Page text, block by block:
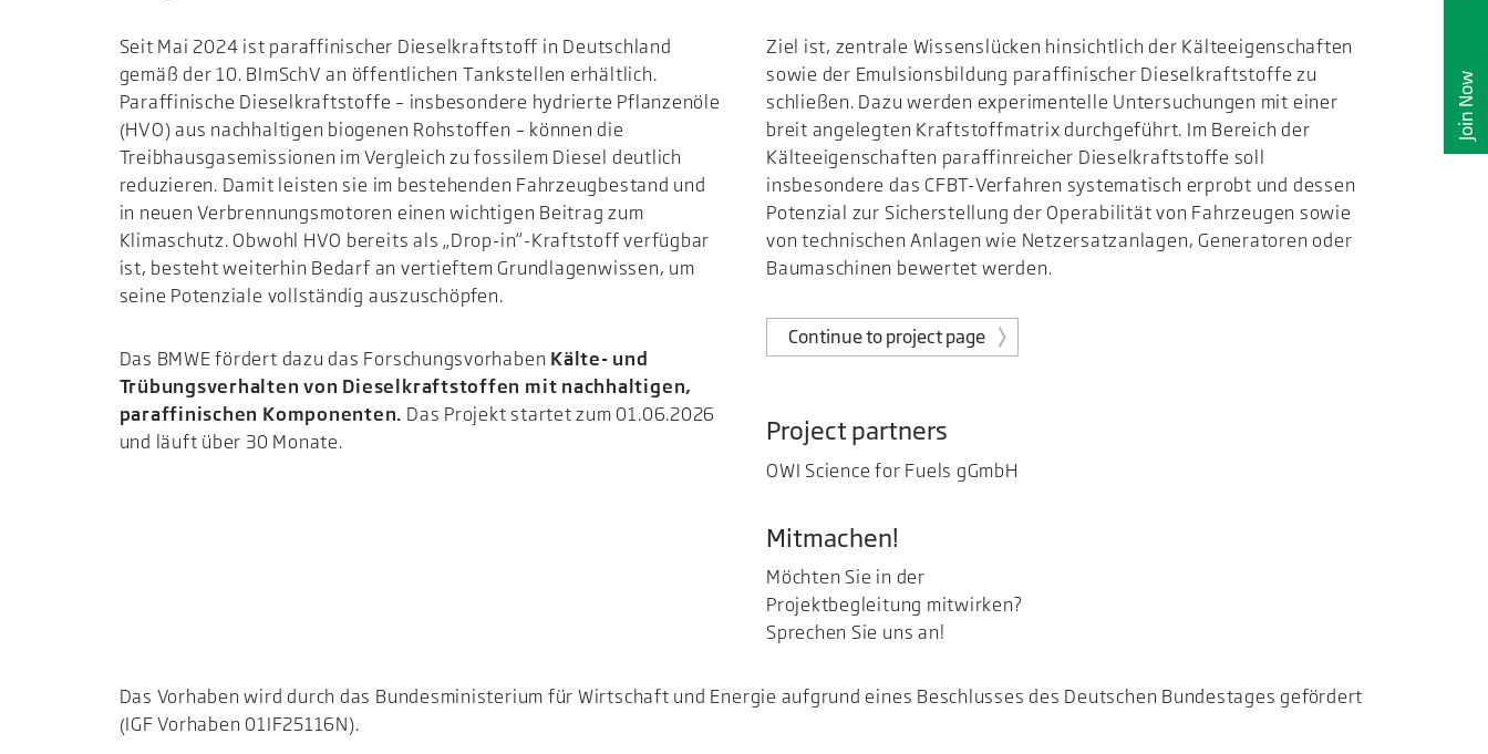
Join Now
Seit Mai 2024 ist paraffinischer Dieselkraftstoff in Deutschland
gemäß der 10. BImSchV an öffentlichen Tankstellen erhältlich.
Paraffinische Dieselkraftstoffe – insbesondere hydrierte Pflanzenöle
(HVO) aus nachhaltigen biogenen Rohstoffen – können die
Treibhausgasemissionen im Vergleich zu fossilem Diesel deutlich
reduzieren. Damit leisten sie im bestehenden Fahrzeugbestand und
in neuen Verbrennungsmotoren einen wichtigen Beitrag zum
Klimaschutz. Obwohl HVO bereits als „Drop-in“-Kraftstoff verfügbar
ist, besteht weiterhin Bedarf an vertieftem Grundlagenwissen, um
seine Potenziale vollständig auszuschöpfen.
Das BMWE fördert dazu das Forschungsvorhaben Kälte- und
Trübungsverhalten von Dieselkraftstoffen mit nachhaltigen,
paraffinischen Komponenten. Das Projekt startet zum 01.06.2026
und läuft über 30 Monate.
Ziel ist, zentrale Wissenslücken hinsichtlich der Kälteeigenschaften
sowie der Emulsionsbildung paraffinischer Dieselkraftstoffe zu
schließen. Dazu werden experimentelle Untersuchungen mit einer
breit angelegten Kraftstoffmatrix durchgeführt. Im Bereich der
Kälteeigenschaften paraffinreicher Dieselkraftstoffe soll
insbesondere das CFBT-Verfahren systematisch erprobt und dessen
Potenzial zur Sicherstellung der Operabilität von Fahrzeugen sowie
von technischen Anlagen wie Netzersatzanlagen, Generatoren oder
Baumaschinen bewertet werden.
Continue to project page
Project partners
OWI Science for Fuels gGmbH
Mitmachen!
Möchten Sie in der
Projektbegleitung mitwirken?
Sprechen Sie uns an!
Das Vorhaben wird durch das Bundesministerium für Wirtschaft und Energie aufgrund eines Beschlusses des Deutschen Bundestages gefördert
(IGF Vorhaben 01IF25116N).